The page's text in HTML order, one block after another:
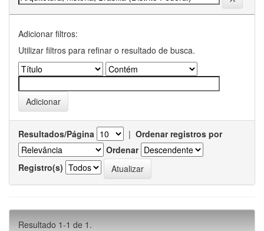
Adicionar filtros:
Utilizar filtros para refinar o resultado de busca.
Resultados/Página | Ordenar registros por
Ordenar
Registro(s)
Resultado 1-1 de 1.